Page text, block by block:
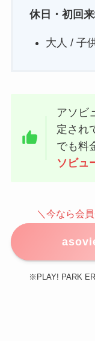
休日・初回
大人 / 子
アソビ
定され
でも料
ソビュ
＼今なら会
※PLAY! PARK